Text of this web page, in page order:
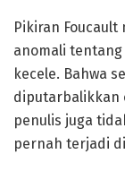
Pikiran
anomali
kecele. Bahwa
diputarbalikkan
penulis juga
pernah terjadi